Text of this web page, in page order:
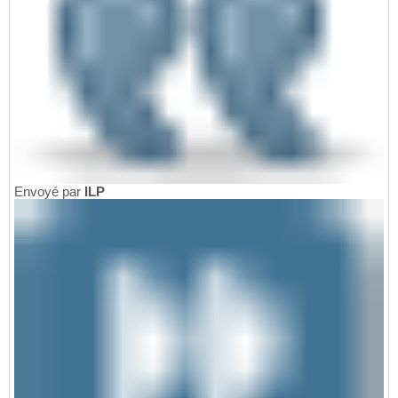
Envoyé par ILP